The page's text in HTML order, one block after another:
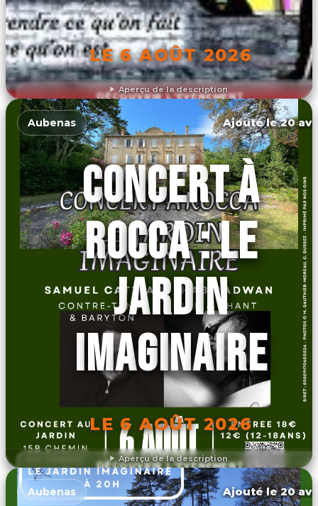
Aperçu de la description
LE 6 AOÛT 2026
DÉCOUVRIR L'ÉVÉNEMENT
Aperçu de la description
Aubenas Ajouté le 20
CONCERT À
ROCCA : LE
JARDIN
IMAGINAIRE
LE 6 AOÛT 2026
DÉCOUVRIR L'ÉVÉNEMENT
Aubenas Ajouté le 20